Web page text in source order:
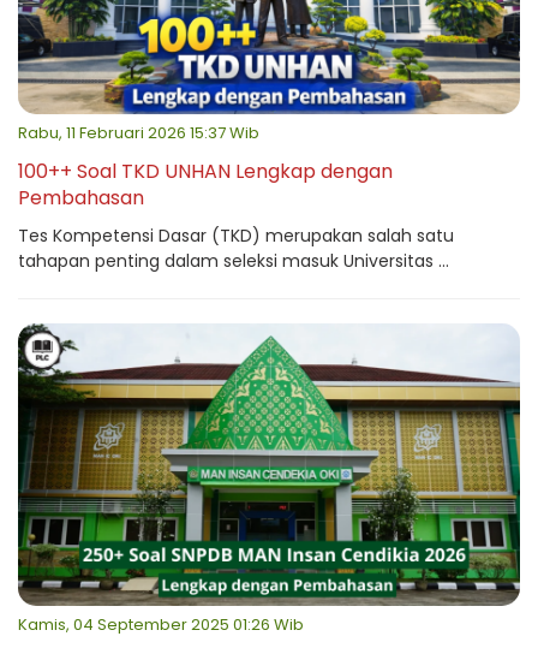
Rabu, 11 Februari 2026 15:37 Wib
100++ Soal TKD UNHAN Lengkap dengan
Pembahasan
Tes Kompetensi Dasar (TKD) merupakan salah satu
tahapan penting dalam seleksi masuk Universitas ...
Kamis, 04 September 2025 01:26 Wib